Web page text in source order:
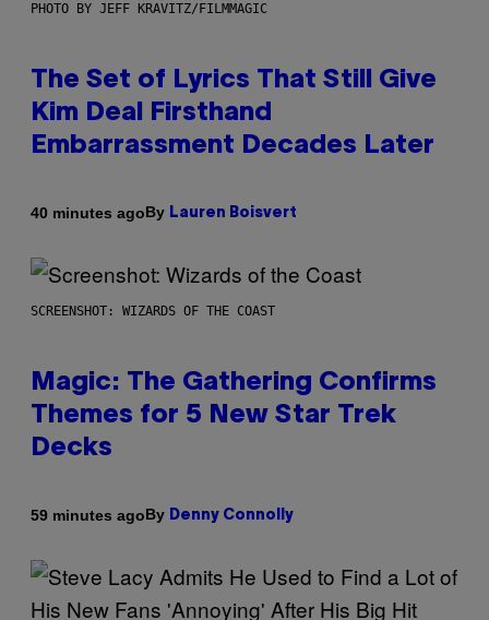
PHOTO BY JEFF KRAVITZ/FILMMAGIC
The Set of Lyrics That Still Give
Kim Deal Firsthand
Embarrassment Decades Later
40 minutes agoBy Lauren Boisvert
SCREENSHOT: WIZARDS OF THE COAST
Magic: The Gathering Confirms
Themes for 5 New Star Trek
Decks
59 minutes agoBy Denny Connolly